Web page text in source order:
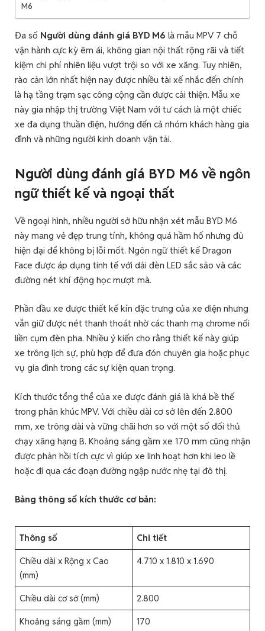
M6
Đa số Người dùng đánh giá BYD M6 là mẫu MPV 7 chỗ
vận hành cực kỳ êm ái, không gian nội thất rộng rãi và tiết
kiệm chi phí nhiên liệu vượt trội so với xe xăng. Tuy nhiên,
rào cản lớn nhất hiện nay được nhiều tài xế nhắc đến chính
là hạ tầng trạm sạc công cộng cần được cải thiện. Mẫu xe
này gia nhập thị trường Việt Nam với tư cách là một chiếc
xe đa dụng thuần điện, hướng đến cả nhóm khách hàng gia
đình và những người kinh doanh vận tải.
Người dùng đánh giá BYD M6 về ngôn
ngữ thiết kế và ngoại thất
Về ngoại hình, nhiều người sở hữu nhận xét mẫu BYD M6
này mang vẻ đẹp trung tính, không quá hầm hố nhưng đủ
hiện đại để không bị lỗi mốt. Ngôn ngữ thiết kế Dragon
Face được áp dụng tinh tế với dải đèn LED sắc sảo và các
đường nét khí động học mượt mà.
Phần đầu xe được thiết kế kín đặc trưng của xe điện nhưng
vẫn giữ được nét thanh thoát nhờ các thanh mạ chrome nối
liền cụm đèn pha. Nhiều ý kiến cho rằng thiết kế này giúp
xe trông lịch sự, phù hợp để đưa đón chuyên gia hoặc phục
vụ gia đình trong các sự kiện quan trọng.
Kích thước tổng thể của xe được đánh giá là khá bề thế
trong phân khúc MPV. Với chiều dài cơ sở lên đến 2.800
mm, xe trông dài và vững chãi hơn so với một số đối thủ
chạy xăng hạng B. Khoảng sáng gầm xe 170 mm cũng nhận
được phản hồi tích cực vì giúp xe linh hoạt hơn khi leo lề
hoặc đi qua các đoạn đường ngập nước nhẹ tại đô thị.
Bảng thông số kích thước cơ bản:
Thông số Chi tiết
Chiều dài x Rộng x Cao
(mm)
4.710 x 1.810 x 1.690
Chiều dài cơ sở (mm) 2.800
Khoảng sáng gầm (mm) 170